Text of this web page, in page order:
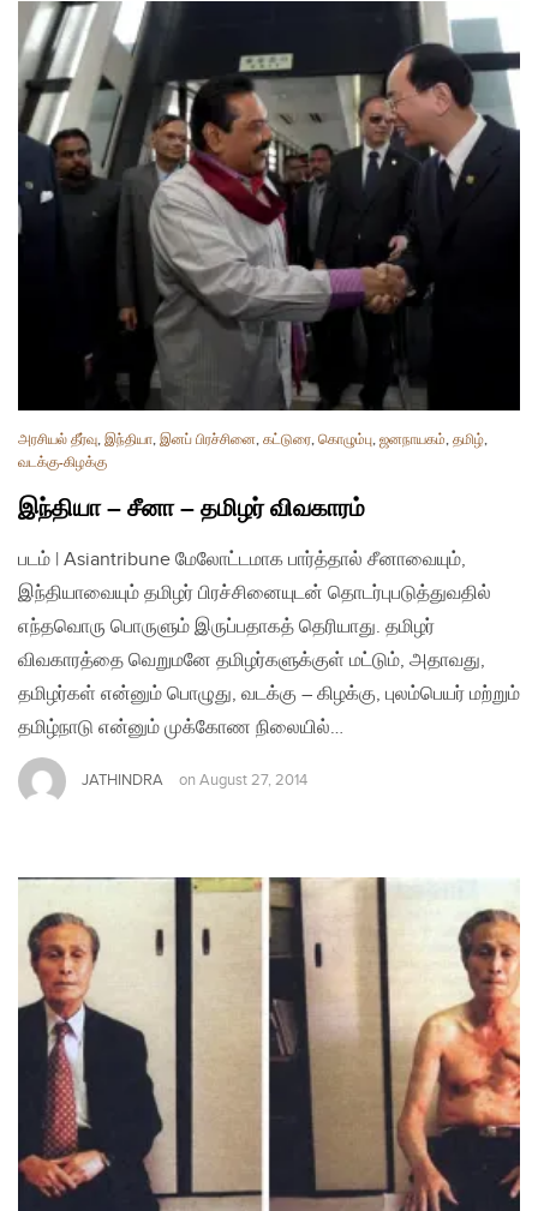
அரசியல் தீர்வு, இந்தியா, இனப் பிரச்சினை, கட்டுரை, கொழும்பு, ஜனநாயகம், தமிழ்,
வடக்கு-கிழக்கு
இந்தியா – சீனா – தமிழர் விவகாரம்
படம் | Asiantribune மேலோட்டமாக பார்த்தால் சீனாவையும்,
இந்தியாவையும் தமிழர் பிரச்சினையுடன் தொடர்புபடுத்துவதில்
எந்தவொரு பொருளும் இருப்பதாகத் தெரியாது. தமிழர்
விவகாரத்தை வெறுமனே தமிழர்களுக்குள் மட்டும், அதாவது,
தமிழர்கள் என்னும் பொழுது, வடக்கு – கிழக்கு, புலம்பெயர் மற்றும்
தமிழ்நாடு என்னும் முக்கோண நிலையில்…
JATHINDRA on August 27, 2014